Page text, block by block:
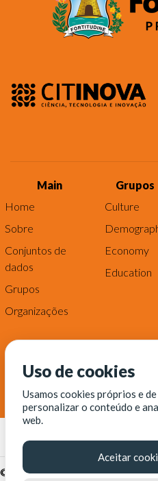
Main
Home
Sobre
Conjuntos de
dados
Grupos
Organizações
Grupos
Culture
Economy
Education
© Fortaleza Digital || CITINOVA -
Uso de cookies
Usamos cookies próprios e
personalizar o conteúdo e
web.
Aceitar